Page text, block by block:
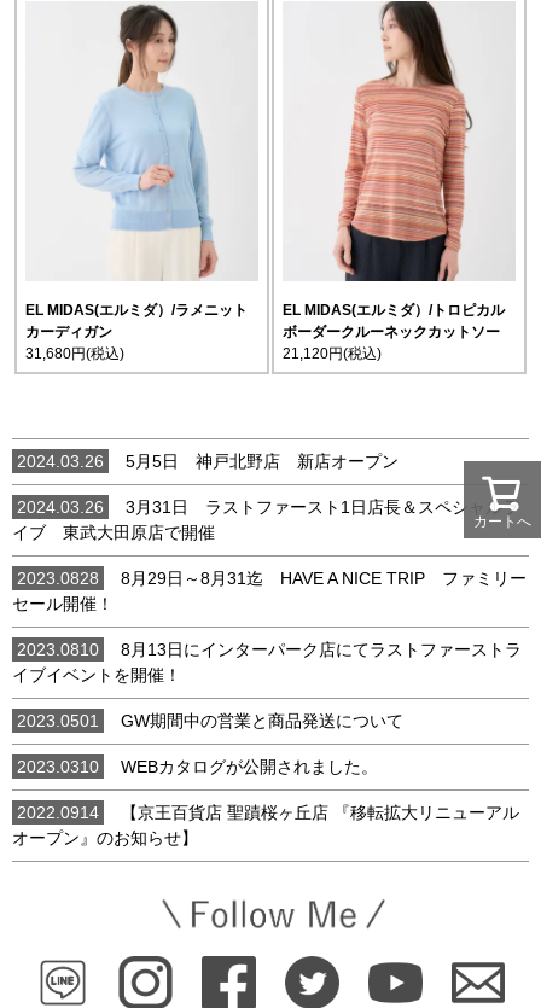
EL MIDAS(エルミダ）/ラメニット
カーディガン
31,680円(税込)
EL MIDAS(エルミダ）/トロピカル
ボーダークルーネックカットソー
21,120円(税込)
2024.03.26 5月5日 神戸北野店 新店オープン
2024.03.26
3月31日 ラストファースト1日店長＆スペシャルラ
イブ 東武大田原店で開催
2023.0828
8月29日～8月31迄 HAVE A NICE TRIP ファミリー
セール開催！
2023.0810
8月13日にインターパーク店にてラストファーストラ
イブイベントを開催！
2023.0501 GW期間中の営業と商品発送について
2023.0310 WEBカタログが公開されました。
2022.0914
【京王百貨店 聖蹟桜ヶ丘店 『移転拡大リニューアル
オープン』のお知らせ】
カートへ